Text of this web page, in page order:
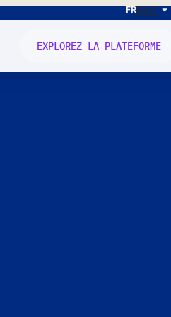
FRENIT
EXPLOREZ LA PLATEFORME